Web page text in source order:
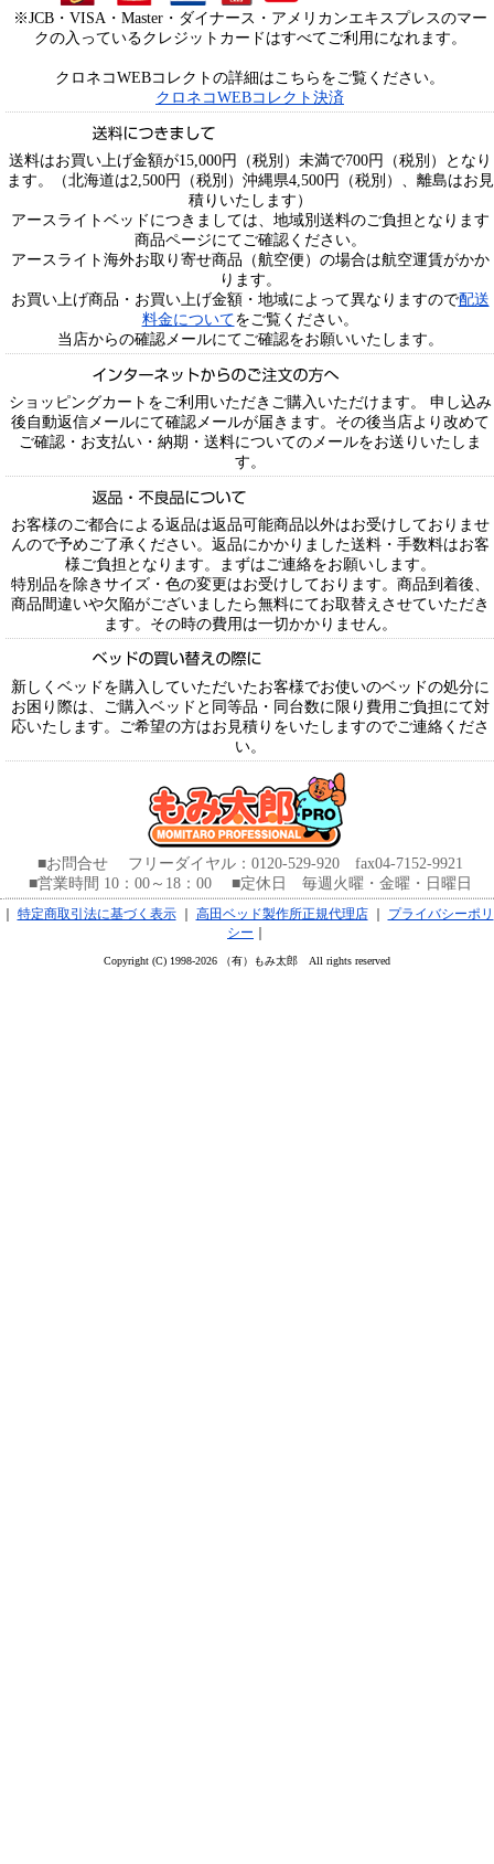
※JCB・VISA・Master・ダイナース・アメリカンエキスプレスのマー
クの入っているクレジットカードはすべてご利用になれます。
クロネコWEBコレクトの詳細はこちらをご覧ください。
クロネコWEBコレクト決済
送料はお買い上げ金額が15,000円（税別）未満で700円（税別）となり
ます。（北海道は2,500円（税別）沖縄県4,500円（税別）、離島はお見
積りいたします）
アースライトベッドにつきましては、地域別送料のご負担となります
商品ページにてご確認ください。
アースライト海外お取り寄せ商品（航空便）の場合は航空運賃がかか
ります。
お買い上げ商品・お買い上げ金額・地域によって異なりますので配送
料金についてをご覧ください。
当店からの確認メールにてご確認をお願いいたします。
ショッピングカートをご利用いただきご購入いただけます。 申し込み
後自動返信メールにて確認メールが届きます。その後当店より改めて
ご確認・お支払い・納期・送料についてのメールをお送りいたしま
す。
お客様のご都合による返品は返品可能商品以外はお受けしておりませ
んので予めご了承ください。返品にかかりました送料・手数料はお客
様ご負担となります。まずはご連絡をお願いします。
特別品を除きサイズ・色の変更はお受けしております。商品到着後、
商品間違いや欠陥がございましたら無料にてお取替えさせていただき
ます。その時の費用は一切かかりません。
新しくベッドを購入していただいたお客様でお使いのベッドの処分に
お困り際は、ご購入ベッドと同等品・同台数に限り費用ご負担にて対
応いたします。ご希望の方はお見積りをいたしますのでご連絡くださ
い。
■お問合せ フリーダイヤル：0120-529-920 fax04-7152-9921
■営業時間 10：00～18：00 ■定休日 毎週火曜・金曜・日曜日
｜ 特定商取引法に基づく表示｜ 高田ベッド製作所正規代理店｜
プライバシーポリ
シー ｜
Copyright (C) 1998-2026 （有）もみ太郎 All rights reserved